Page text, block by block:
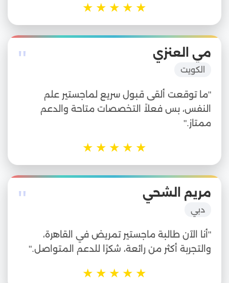
★
★
★
★
★
" مي العنزي
الكويت
"ما توقعت ألقى قبول سريع لماجستير علم
النفس، بس فعلاً التخصصات متاحة والدعم
ممتاز."
★
★
★
★
★
" مريم الشحي
دبي
"أنا الآن طالبة ماجستير تمريض في القاهرة،
والتجربة أكثر من رائعة، شكرًا للدعم المتواصل."
★
★
★
★
★